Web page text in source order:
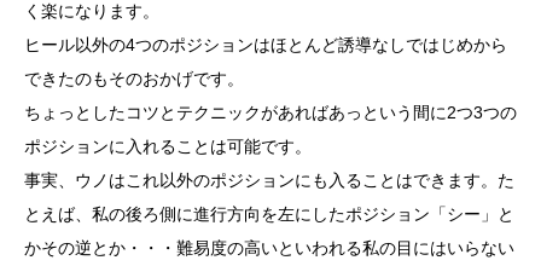
く楽になります。
ヒール以外の4つのポジションはほとんど誘導なしではじめから
できたのもそのおかげです。
ちょっとしたコツとテクニックがあればあっという間に2つ3つの
ポジションに入れることは可能です。
事実、ウノはこれ以外のポジションにも入ることはできます。た
とえば、私の後ろ側に進行方向を左にしたポジション「シー」と
かその逆とか・・・難易度の高いといわれる私の目にはいらない